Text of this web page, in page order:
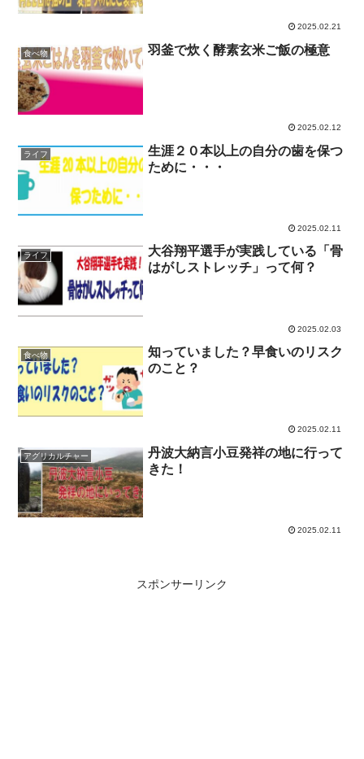
2025.02.21
食べ物 羽釜で炊く酵素玄米ご飯の極意
2025.02.12
ライフ
生涯２０本以上の自分の歯を保つ
ために・・・
2025.02.11
ライフ
大谷翔平選手が実践している「骨
はがしストレッチ」って何？
2025.02.03
食べ物
知っていました？早食いのリスク
のこと？
2025.02.11
アグリカルチャー
丹波大納言小豆発祥の地に行って
きた！
2025.02.11
スポンサーリンク